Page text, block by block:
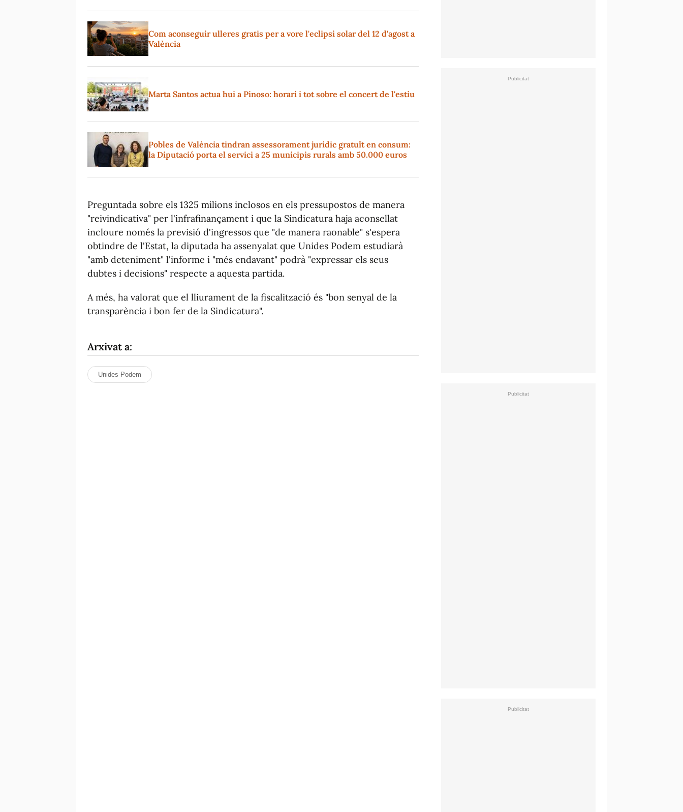
Com aconseguir ulleres gratis per a vore l'eclipsi solar del 12 d'agost a
València
Marta Santos actua hui a Pinoso: horari i tot sobre el concert de l'estiu
Pobles de València tindran assessorament jurídic gratuït en consum:
la Diputació porta el servici a 25 municipis rurals amb 50.000 euros
Preguntada sobre els 1325 milions inclosos en els pressupostos de manera
"reivindicativa" per l'infrafinançament i que la Sindicatura haja aconsellat
incloure només la previsió d'ingressos que "de manera raonable" s'espera
obtindre de l'Estat, la diputada ha assenyalat que Unides Podem estudiarà
"amb deteniment" l'informe i "més endavant" podrà "expressar els seus
dubtes i decisions" respecte a aquesta partida.
A més, ha valorat que el lliurament de la fiscalització és "bon senyal de la
transparència i bon fer de la Sindicatura".
Arxivat a:
Unides Podem